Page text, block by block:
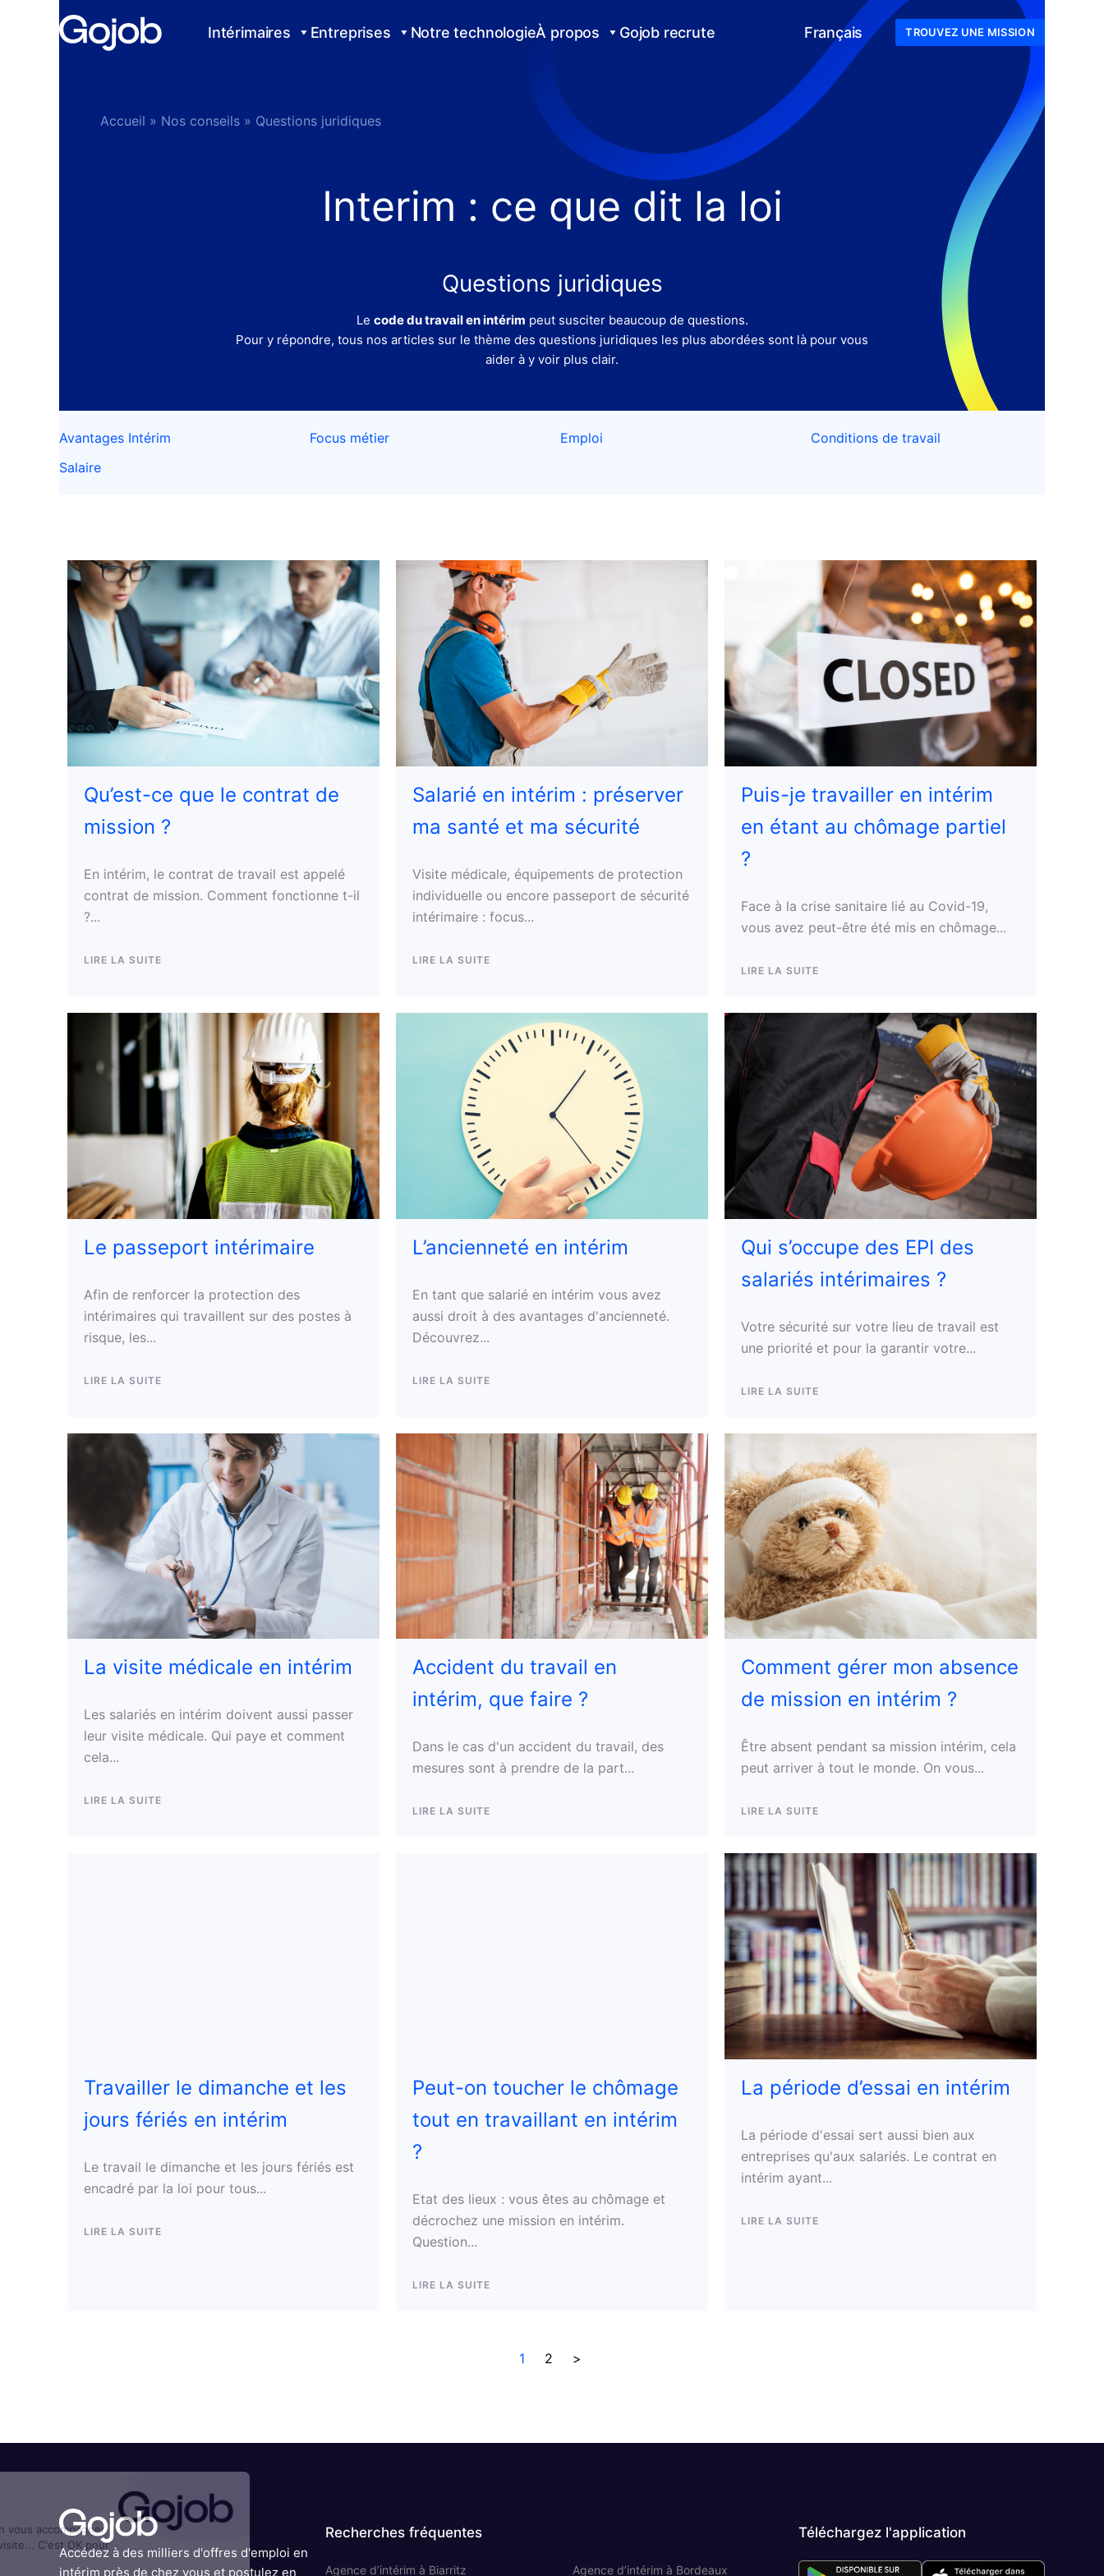
On aimerait bien vous accompagner
pendant votre visite... C'est OK pour
vous ?
Intérimaires Entreprises Notre technologieÀ propos Gojob recrute Français TROUVEZ UNE MISSION
Accueil » Nos conseils » Questions juridiques
Interim : ce que dit la loi
Questions juridiques
Le code du travail en intérim peut susciter beaucoup de questions.
Pour y répondre, tous nos articles sur le thème des questions juridiques les plus abordées sont là pour vous
aider à y voir plus clair.
Avantages Intérim Focus métier Emploi
Conditions de travail
Salaire
Qu’est-ce que le contrat de
mission ?
En intérim, le contrat de travail est appelé
contrat de mission. Comment fonctionne t-il
?...
LIRE LA SUITE
Salarié en intérim : préserver
ma santé et ma sécurité
Visite médicale, équipements de protection
individuelle ou encore passeport de sécurité
intérimaire : focus...
LIRE LA SUITE
Puis-je travailler en intérim
en étant au chômage partiel
?
Face à la crise sanitaire lié au Covid-19,
vous avez peut-être été mis en chômage...
LIRE LA SUITE
Le passeport intérimaire
Afin de renforcer la protection des
intérimaires qui travaillent sur des postes à
risque, les...
LIRE LA SUITE
L’ancienneté en intérim
En tant que salarié en intérim vous avez
aussi droit à des avantages d'ancienneté.
Découvrez...
LIRE LA SUITE
Qui s’occupe des EPI des
salariés intérimaires ?
Votre sécurité sur votre lieu de travail est
une priorité et pour la garantir votre...
LIRE LA SUITE
La visite médicale en intérim
Les salariés en intérim doivent aussi passer
leur visite médicale. Qui paye et comment
cela...
LIRE LA SUITE
Accident du travail en
intérim, que faire ?
Dans le cas d'un accident du travail, des
mesures sont à prendre de la part...
LIRE LA SUITE
Comment gérer mon absence
de mission en intérim ?
Être absent pendant sa mission intérim, cela
peut arriver à tout le monde. On vous...
LIRE LA SUITE
Travailler le dimanche et les
jours fériés en intérim
Le travail le dimanche et les jours fériés est
encadré par la loi pour tous...
LIRE LA SUITE
Peut-on toucher le chômage
tout en travaillant en intérim
?
Etat des lieux : vous êtes au chômage et
décrochez une mission en intérim.
Question...
LIRE LA SUITE
La période d’essai en intérim
La période d'essai sert aussi bien aux
entreprises qu'aux salariés. Le contrat en
intérim ayant...
LIRE LA SUITE
1 2 >
Accédez à des milliers d'offres d'emploi en
intérim près de chez vous et postulez en
Recherches fréquentes
Agence d’intérim à Biarritz Agence d’intérim à Bordeaux
Téléchargez l'application